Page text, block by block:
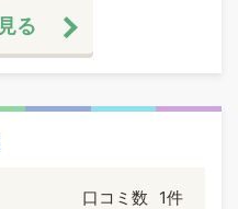
る
口コミ数 1件